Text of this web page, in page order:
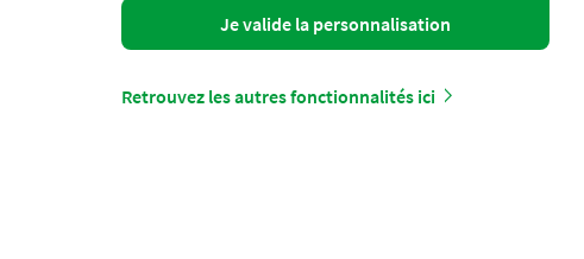
Je valide la personnalisation
Retrouvez les autres fonctionnalités ici